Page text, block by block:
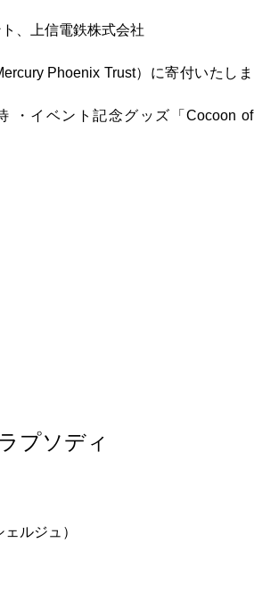
、上信電鉄株式会社
Phoenix Trust）に寄付いたしま
・イベント記念グッズ「Cocoon of
プソディ
ルジュ）